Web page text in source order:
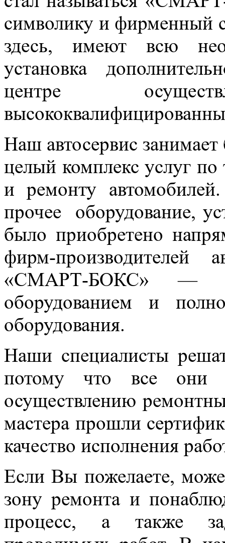
символику и фирменный
здесь, имеют всю
установка
центре
Наш автосервис
целый комплекс услуг
и ремонту
прочее оборудование,
было приобретено
фирм-производителей
«СМАРТ-БОКС» —
оборудованием и
оборудования.
Наши специалисты
потому что все они
осуществлению
мастера прошли
качество исполнения
Если Вы пожелаете,
зону ремонта и
процесс, а также